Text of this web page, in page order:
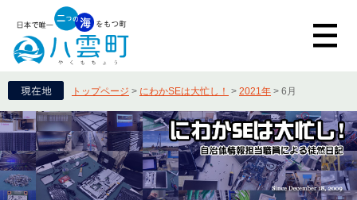
トップページ > にわかSEは大忙し！ > 2021年 > 6月